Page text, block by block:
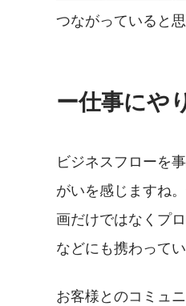
つながっていると思
ー仕事にや
ビジネスフローを
がいを感じますね
画だけではなくプ
などにも携わってい
お客様とのコミュ